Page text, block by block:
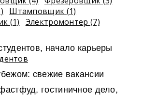
Штамповщик (1)
(1)
Электромонтер (7)
начало карьеры
свежие вакансии
гостиничное дело,